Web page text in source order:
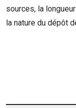
sources, la
la nature du dépôt